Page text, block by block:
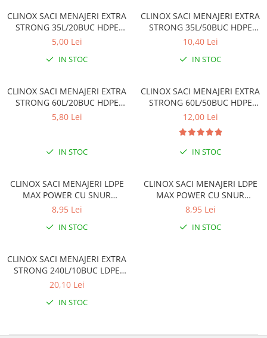
Detergent pardoseala
Detergent toaleta
Echipamente de curăţenie
Galeata mop
Hartie igienica
Parfum de camere
Produse de dezinfectare
Rola scame
Solutie de indepartat rugina si
Indepartarea parului
Ingrijirea buzei
Lotiune de corp
Parfum
Pasta de dinti
Periuta de dinti
Produse pentru curatarea tenului
Sapun lichid, sapun
Tratament pentru par, conditioner
pentru par, masca de par
Vata demachianta
CLINOX SACI MENAJERI EXTRA
STRONG 35L/20BUC HDPE
NEGRI
5,00 Lei
IN STOC
CLINOX SACI MENAJERI EXTRA
STRONG 35L/50BUC HDPE
NEGRI
10,40 Lei
IN STOC
CLINOX SACI MENAJERI EXTRA
STRONG 60L/20BUC HDPE
NEGRI
5,80 Lei
IN STOC
CLINOX SACI MENAJERI EXTRA
STRONG 60L/50BUC HDPE
NEGRI
12,00 Lei
IN STOC
CLINOX SACI MENAJERI LDPE
MAX POWER CU SNUR
35L/15BUC
8,95 Lei
IN STOC
CLINOX SACI MENAJERI LDPE
MAX POWER CU SNUR
60L/10BUC
8,95 Lei
IN STOC
CLINOX SACI MENAJERI EXTRA
STRONG 240L/10BUC LDPE
NEGRI (104*123CM) ETICHETA
20,10 Lei
IN STOC